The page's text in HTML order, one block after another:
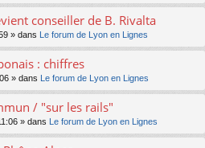
conseiller de B. Rivalta
» dans Le forum de Lyon en Lignes
: chiffres
» dans Le forum de Lyon en Lignes
/ "sur les rails"
» dans Le forum de Lyon en Lignes